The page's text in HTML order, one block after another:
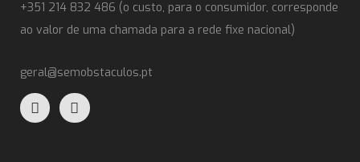
+351 214 832 486 (o custo, para o consumidor, corresponde
ao valor de uma chamada para a rede fixe nacional)
geral@semobstaculos.pt